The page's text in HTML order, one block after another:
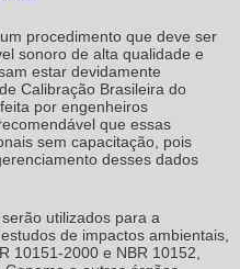
procedimento que deve ser
sonoro de alta qualidade e
estar devidamente
Calibração Brasileira do
por engenheiros
que essas
sem capacitação, pois
desses dados
utilizados para a
de impactos ambientais,
10151-2000 e NBR 10152,